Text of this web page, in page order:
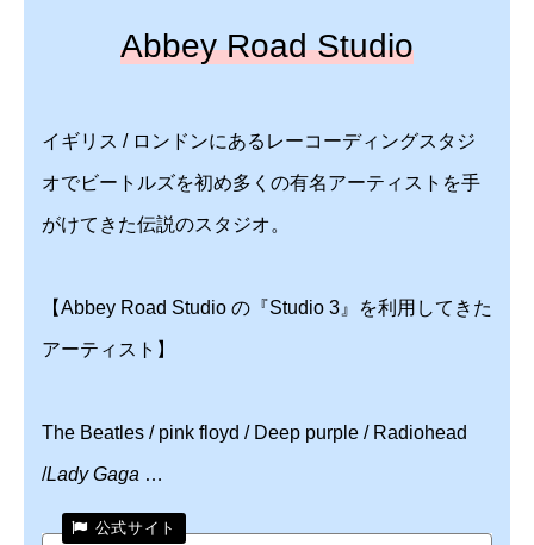
Abbey Road Studio
イギリス / ロンドンにあるレーコーディングスタジ
オでビートルズを初め多くの有名アーティストを手
がけてきた伝説のスタジオ。
【Abbey Road Studio の『Studio 3』を利用してきた
アーティスト】
The Beatles / pink floyd / Deep purple / Radiohead
/Lady Gaga …